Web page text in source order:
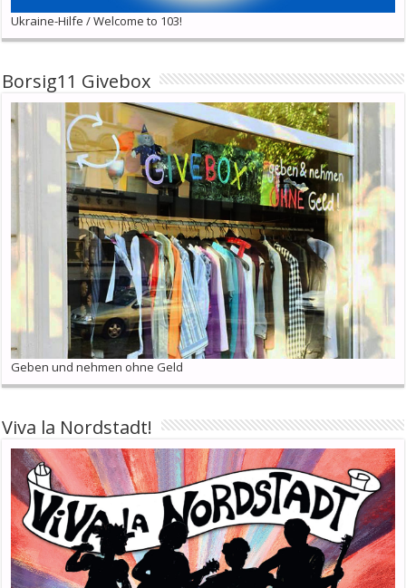
Ukraine-Hilfe / Welcome to 103!
Borsig11 Givebox
Geben und nehmen ohne Geld
Viva la Nordstadt!